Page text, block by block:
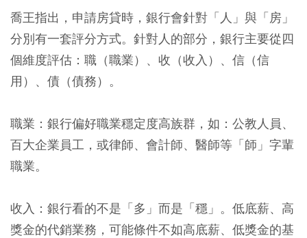
喬王指出，申請房貸時，銀行會針對「人」與「房」
分別有一套評分方式。針對人的部分，銀行主要從四
個維度評估： 職（職業）、收（收入）、信（信
用）、債（債務） 。
職業： 銀行偏好職業穩定度高族群，如：公教人員、
百大企業員工，或律師、會計師、醫師等「師」字輩
職業。
收入： 銀行看的不是「多」而是「穩」。低底薪、高
獎金的代銷業務，可能條件不如高底薪、低獎金的基